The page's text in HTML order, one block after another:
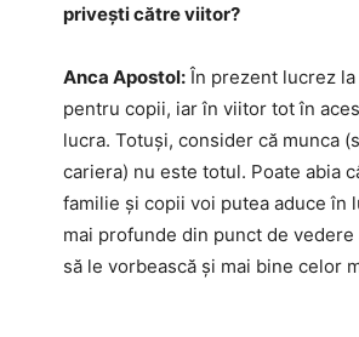
privești către viitor?
Anca Apostol: În prezent lucrez
pentru copii, iar în viitor tot în
lucra. Totuși, consider că munca
cariera) nu este totul. Poate abia
familie și copii voi putea aduce în
mai profunde din punct de
să le vorbească și mai bine celor